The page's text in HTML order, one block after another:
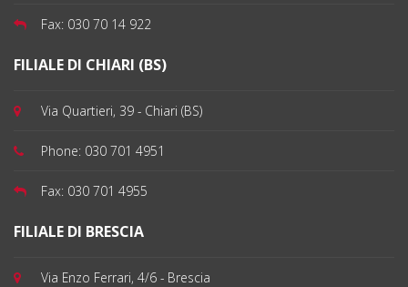
Fax: 030 70 14 922
FILIALE DI CHIARI (BS)
Via Quartieri, 39 - Chiari (BS)
Phone: 030 701 4951
Fax: 030 701 4955
FILIALE DI BRESCIA
Via Enzo Ferrari, 4/6 - Brescia